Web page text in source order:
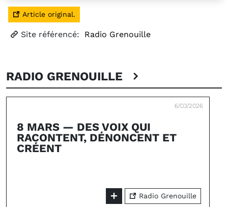
Article original.
Site référencé: Radio Grenouille
RADIO GRENOUILLE
6/03/2026
8 MARS — DES VOIX QUI
RACONTENT, DÉNONCENT ET
CRÉENT
Radio Grenouille